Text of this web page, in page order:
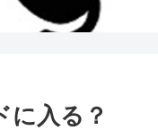
に入る？